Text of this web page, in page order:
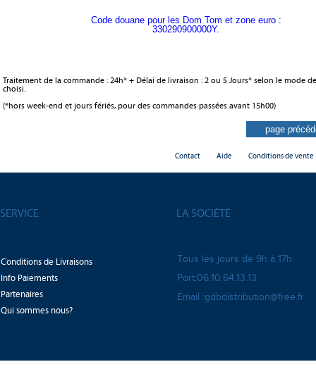
Code douane pour les Dom Tom et zone euro :
330290900000Y.
Traitement de la commande : 24h* + Délai de livraison : 2 ou 5 Jours* selon le mode
choisi.
(*hors week-end et jours fériés, pour des commandes passées avant 15h00)
Contact Aide Conditions de vente
SERVICE LA SOCIÉTÉ
Conditions de Livraisons
Info Paiements
Partenaires
Qui sommes nous?
Tous les jours de 9h à 17h
Port:06.10.64.13.13
Email :gdbdistribution@free.fr